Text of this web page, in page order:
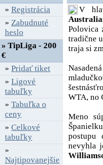
» Registrácia
» Zabudnuté
heslo
» TipLiga - 200
€
» Pridať tiket
» Ligové
tabuľky
» Tabuľka o
ceny
» Celkové
tabuľky
»
Najtipovanejšie
V
Polovica
tradične
traja si
WTA, no
Meno
Španielku
postupu
nevyhla